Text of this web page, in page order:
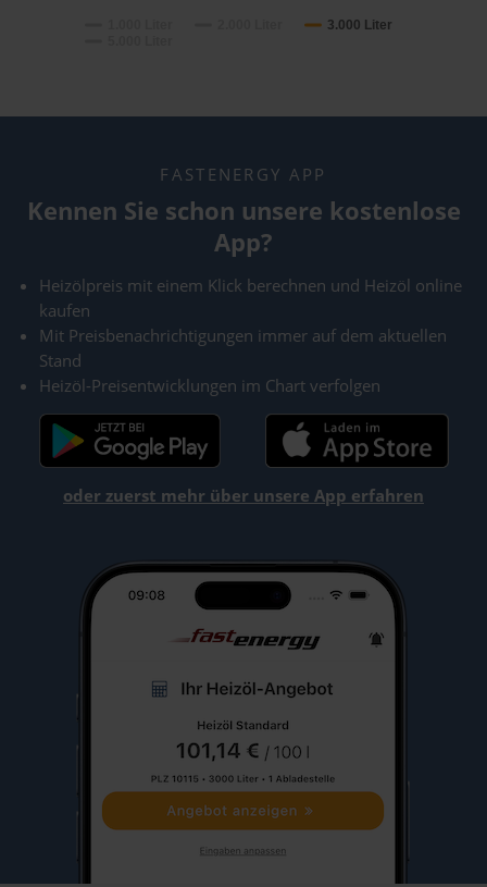
3.000 Liter
FASTENERGY APP
Kennen Sie schon unsere kostenlose
App?
Heizölpreis mit einem Klick berechnen und Heizöl online
kaufen
Mit Preisbenachrichtigungen immer auf dem aktuellen
Stand
Heizöl-Preisentwicklungen im Chart verfolgen
oder zuerst mehr über unsere App erfahren